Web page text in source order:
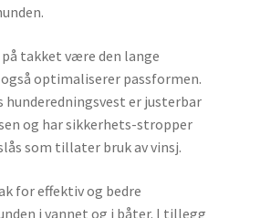
på takket være den lange
optimaliserer passformen.
hunderedningsvest er justerbar
og har sikkerhets-stropper
som tillater bruk av vinsj.
for effektiv og bedre
i vannet og i båter. I tillegg